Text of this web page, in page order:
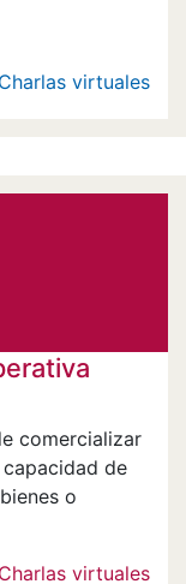
Charlas virtuales
comercializar
de
o
Charlas virtuales